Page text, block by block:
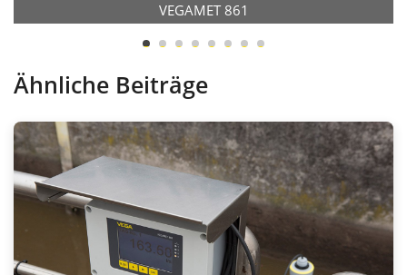
VEGAMET 861
Ähnliche Beiträge